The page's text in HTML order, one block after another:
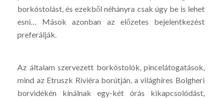
borkóstolást, és ezekből néhányra csak úgy be is lehet
esni… Mások azonban az előzetes bejelentkezést
preferálják.
Az általam szervezett borkóstolók, pincelátogatások,
mind az Etruszk Riviéra borútján, a világhíres Bolgheri
borvidékén kínálnak egy-két órás kikapcsolódást,